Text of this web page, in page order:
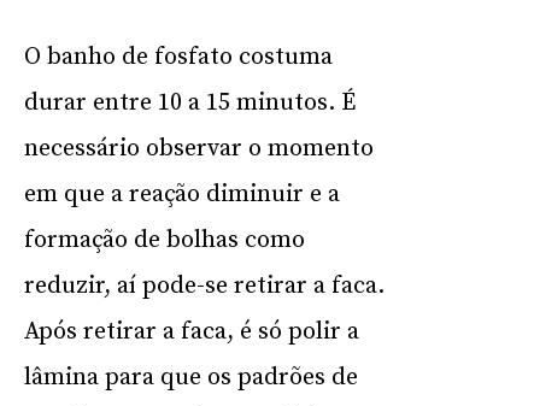
O banho de fosfato costuma
durar entre 10 a 15 minutos. É
necessário observar o momento
em que a reação diminuir e a
formação de bolhas como
reduzir, aí pode-se retirar a faca.
Após retirar a faca, é só polir a
lâmina para que os padrões de